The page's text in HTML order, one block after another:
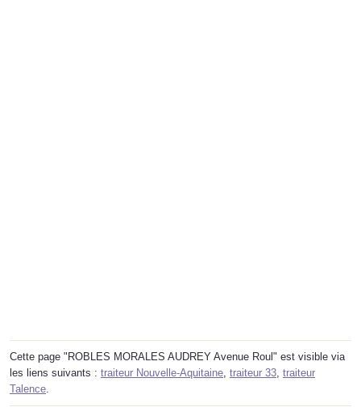
Cette page "ROBLES MORALES AUDREY Avenue Roul" est visible via
les liens suivants : traiteur Nouvelle-Aquitaine, traiteur 33, traiteur
Talence.